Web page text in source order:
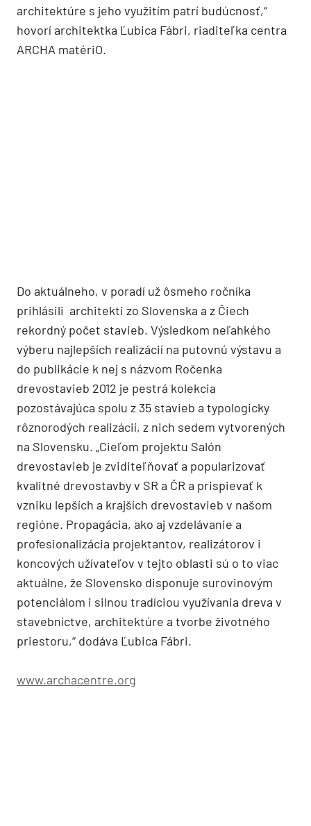
architektúre s jeho využitím patrí budúcnosť,“
hovorí architektka Ľubica Fábri, riaditeľka centra
ARCHA matériO.
Do aktuálneho, v poradí už ôsmeho ročníka
prihlásili architekti zo Slovenska a z Čiech
rekordný počet stavieb. Výsledkom neľahkého
výberu najlepších realizácií na putovnú výstavu a
do publikácie k nej s názvom Ročenka
drevostavieb 2012 je pestrá kolekcia
pozostávajúca spolu z 35 stavieb a typologicky
rôznorodých realizácií, z nich sedem vytvorených
na Slovensku. „Cieľom projektu Salón
drevostavieb je zviditeľňovať a popularizovať
kvalitné drevostavby v SR a ČR a prispievať k
vzniku lepších a krajších drevostavieb v našom
regióne. Propagácia, ako aj vzdelávanie a
profesionalizácia projektantov, realizátorov i
koncových užívateľov v tejto oblasti sú o to viac
aktuálne, že Slovensko disponuje surovinovým
potenciálom i silnou tradíciou využívania dreva v
stavebníctve, architektúre a tvorbe životného
priestoru,“ dodáva Ľubica Fábri.
www.archacentre.org